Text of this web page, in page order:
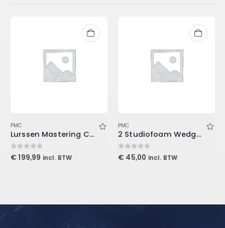
PMC
Lurssen Mastering Console (Download)
0out of 5
€ 199,99 incl. BTW
PMC
2 Studiofoam Wedge, 2/”x2’x4′ panel, Purple
0out of 5
€ 45,00 incl. BTW